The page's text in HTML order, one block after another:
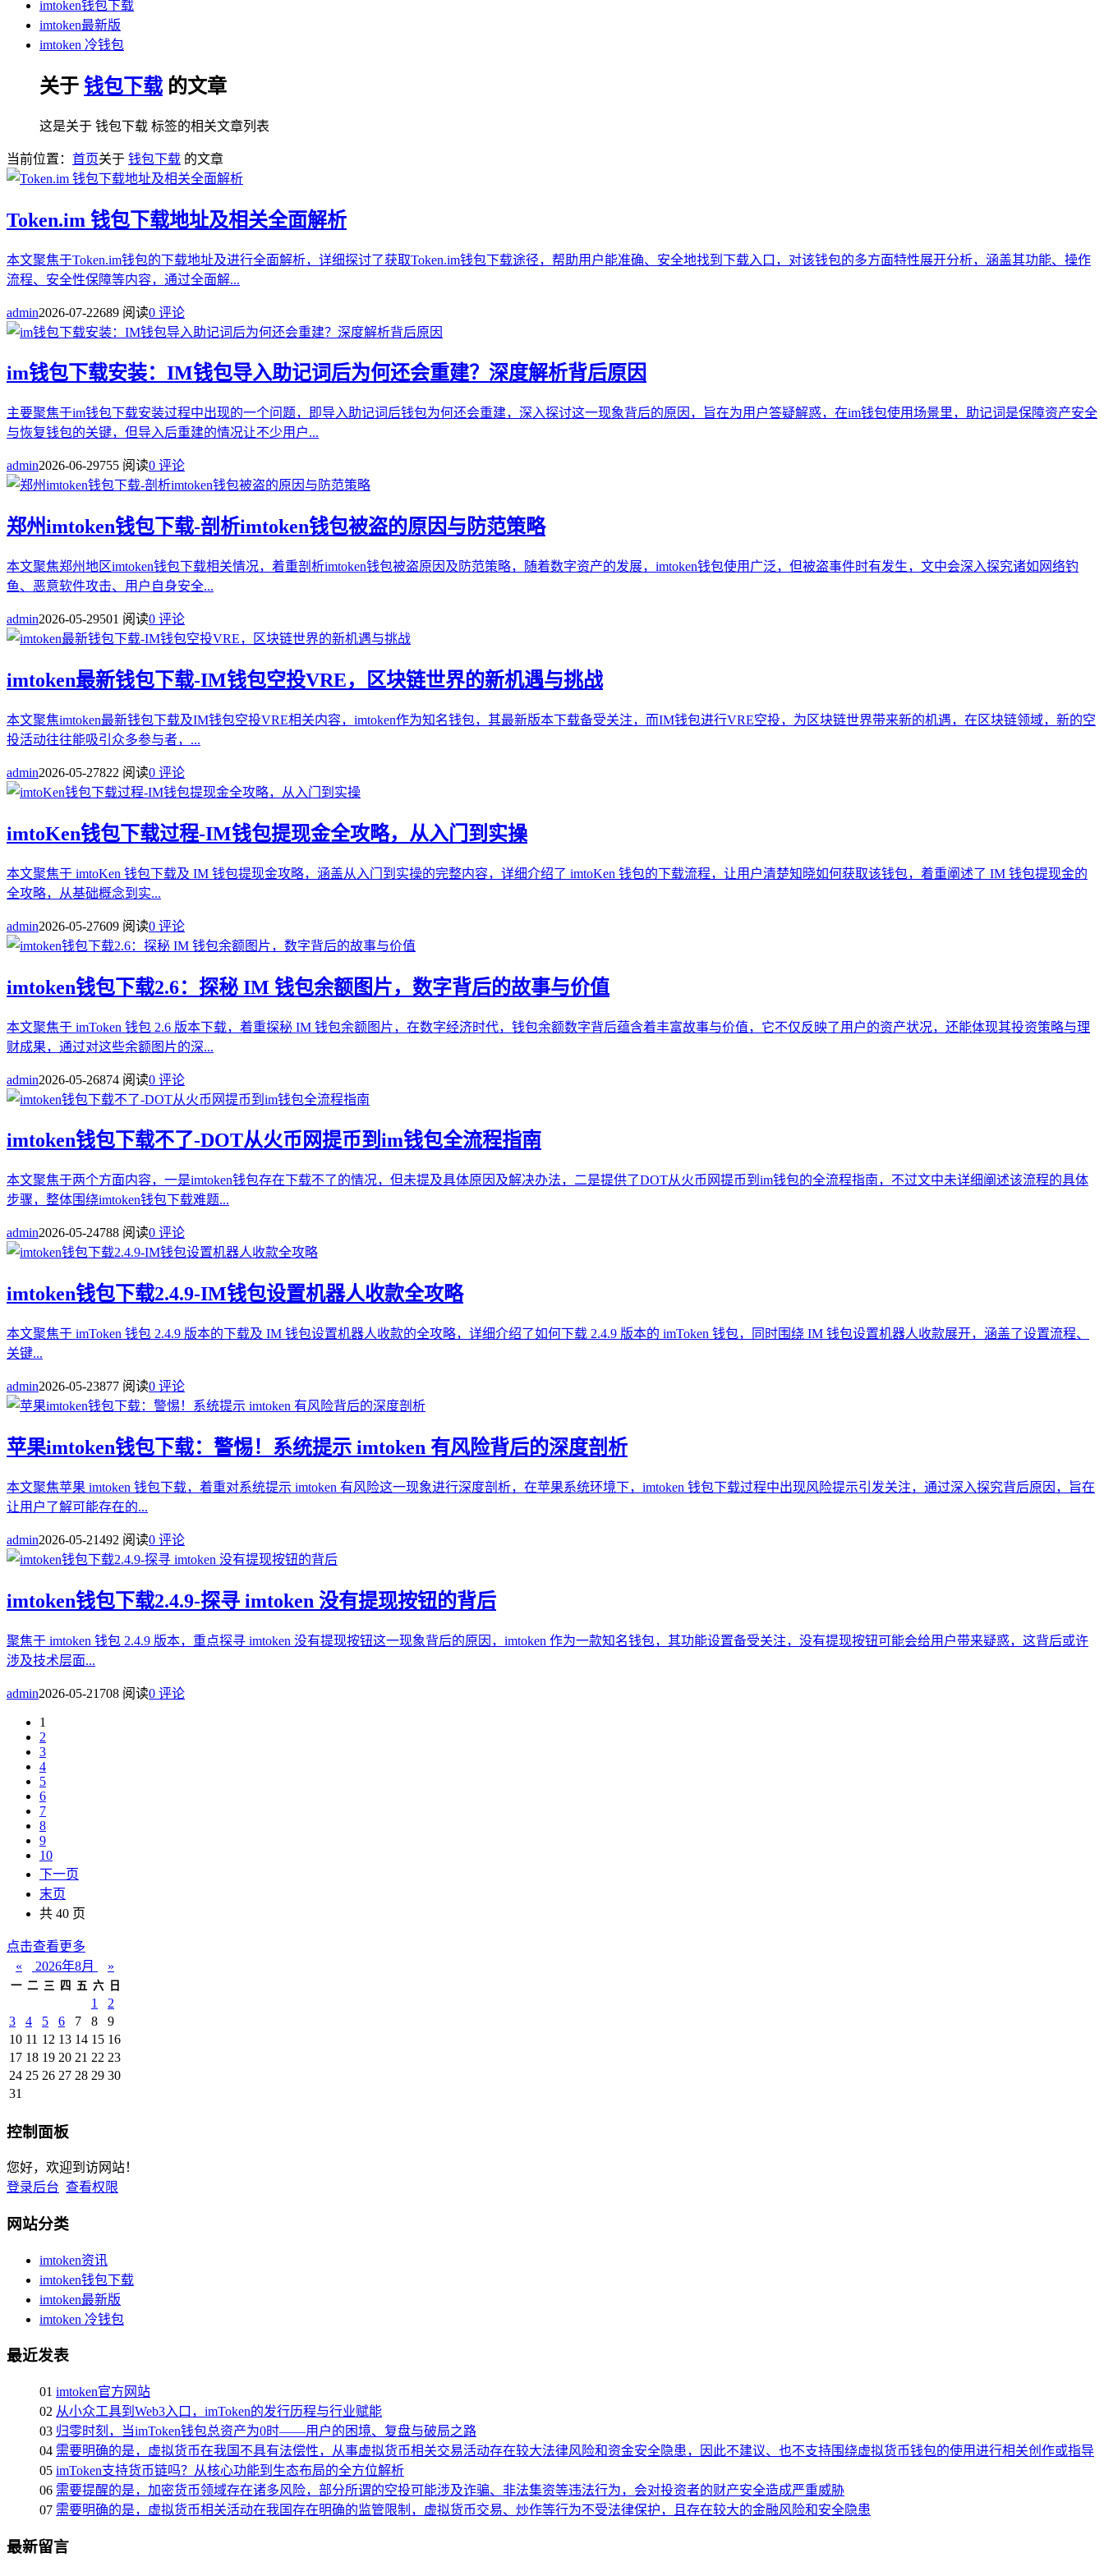
imtoken钱包下载
imtoken最新版
imtoken 冷钱包
关于 钱包下载 的文章
这是关于 钱包下载 标签的相关文章列表
当前位置： 首页关于 钱包下载 的文章
Token.im 钱包下载地址及相关全面解析
本文聚焦于Token.im钱包的下载地址及进行全面解析，详细探讨了获取Token.im钱包下载途径，帮助用户能准确、安全地找到下载入口，对该钱包的多方面特性展开分析，涵盖其功能、操作
流程、安全性保障等内容，通过全面解...
admin2026-07-22689 阅读0 评论
im钱包下载安装：IM钱包导入助记词后为何还会重建？深度解析背后原因
主要聚焦于im钱包下载安装过程中出现的一个问题，即导入助记词后钱包为何还会重建，深入探讨这一现象背后的原因，旨在为用户答疑解惑，在im钱包使用场景里，助记词是保障资产安全
与恢复钱包的关键，但导入后重建的情况让不少用户...
admin2026-06-29755 阅读0 评论
郑州imtoken钱包下载-剖析imtoken钱包被盗的原因与防范策略
本文聚焦郑州地区imtoken钱包下载相关情况，着重剖析imtoken钱包被盗原因及防范策略，随着数字资产的发展，imtoken钱包使用广泛，但被盗事件时有发生，文中会深入探究诸如网络钓
鱼、恶意软件攻击、用户自身安全...
admin2026-05-29501 阅读0 评论
imtoken最新钱包下载-IM钱包空投VRE，区块链世界的新机遇与挑战
本文聚焦imtoken最新钱包下载及IM钱包空投VRE相关内容，imtoken作为知名钱包，其最新版本下载备受关注，而IM钱包进行VRE空投，为区块链世界带来新的机遇，在区块链领域，新的空
投活动往往能吸引众多参与者，...
admin2026-05-27822 阅读0 评论
imtoKen钱包下载过程-IM钱包提现金全攻略，从入门到实操
本文聚焦于 imtoKen 钱包下载及 IM 钱包提现金攻略，涵盖从入门到实操的完整内容，详细介绍了 imtoKen 钱包的下载流程，让用户清楚知晓如何获取该钱包，着重阐述了 IM 钱包提现金的
全攻略，从基础概念到实...
admin2026-05-27609 阅读0 评论
imtoken钱包下载2.6：探秘 IM 钱包余额图片，数字背后的故事与价值
本文聚焦于 imToken 钱包 2.6 版本下载，着重探秘 IM 钱包余额图片，在数字经济时代，钱包余额数字背后蕴含着丰富故事与价值，它不仅反映了用户的资产状况，还能体现其投资策略与理
财成果，通过对这些余额图片的深...
admin2026-05-26874 阅读0 评论
imtoken钱包下载不了-DOT从火币网提币到im钱包全流程指南
本文聚焦于两个方面内容，一是imtoken钱包存在下载不了的情况，但未提及具体原因及解决办法，二是提供了DOT从火币网提币到im钱包的全流程指南，不过文中未详细阐述该流程的具体
步骤，整体围绕imtoken钱包下载难题...
admin2026-05-24788 阅读0 评论
imtoken钱包下载2.4.9-IM钱包设置机器人收款全攻略
本文聚焦于 imToken 钱包 2.4.9 版本的下载及 IM 钱包设置机器人收款的全攻略，详细介绍了如何下载 2.4.9 版本的 imToken 钱包，同时围绕 IM 钱包设置机器人收款展开，涵盖了设置流程、
关键...
admin2026-05-23877 阅读0 评论
苹果imtoken钱包下载：警惕！系统提示 imtoken 有风险背后的深度剖析
本文聚焦苹果 imtoken 钱包下载，着重对系统提示 imtoken 有风险这一现象进行深度剖析，在苹果系统环境下，imtoken 钱包下载过程中出现风险提示引发关注，通过深入探究背后原因，旨在
让用户了解可能存在的...
admin2026-05-21492 阅读0 评论
imtoken钱包下载2.4.9-探寻 imtoken 没有提现按钮的背后
聚焦于 imtoken 钱包 2.4.9 版本，重点探寻 imtoken 没有提现按钮这一现象背后的原因，imtoken 作为一款知名钱包，其功能设置备受关注，没有提现按钮可能会给用户带来疑惑，这背后或许
涉及技术层面...
admin2026-05-21 708 阅读0 评论
1
2
3
4
5
6
7
8
9
10
下一页
末页
共 40 页
点击查看更多
«
2026年8月 »
一 二 三 四 五 六 日
1
2
3
4 5 6 7 8
9
10 11 12 13 14 15 16
17 18 19 20 21 22 23
24 25 26 27 28 29 30
31
控制面板
您好，欢迎到访网站！
登录后台 查看权限
网站分类
imtoken资讯
imtoken钱包下载
imtoken最新版
imtoken 冷钱包
最近发表
01 imtoken官方网站
02 从小众工具到Web3入口，imToken的发行历程与行业赋能
03 归零时刻，当imToken钱包总资产为0时——用户的困境、复盘与破局之路
04 需要明确的是，虚拟货币在我国不具有法偿性，从事虚拟货币相关交易活动存在较大法律风险和资金安全隐患，因此不建议、也不支持围绕虚拟货币钱包的使用进行相关创作或指导
05 imToken支持货币链吗？从核心功能到生态布局的全方位解析
06 需要提醒的是，加密货币领域存在诸多风险，部分所谓的空投可能涉及诈骗、非法集资等违法行为，会对投资者的财产安全造成严重威胁
07 需要明确的是，虚拟货币相关活动在我国存在明确的监管限制，虚拟货币交易、炒作等行为不受法律保护，且存在较大的金融风险和安全隐患
最新留言